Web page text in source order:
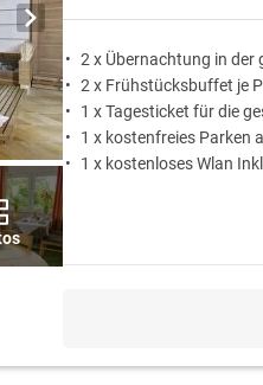
sie über die angrenzende
Märchen- und Sagentage
Tallandschaft mit Modellen
Hund.
Wanderwegen natürlich auf dem
oder Städte wie Michelstadt
durch Wälder, über
anspruchsvolleren
2 x Übernachtung in der
2 x Frühstücksbuffet je
1 x Tagesticket für die
1 x kostenfreies Parken
1 x kostenloses Wlan